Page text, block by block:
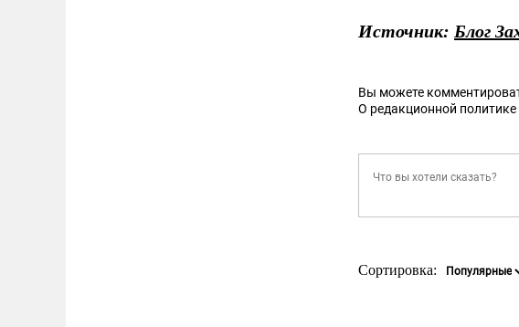
Источник: Блог
Вы можете
О редакционной
Сортировка: